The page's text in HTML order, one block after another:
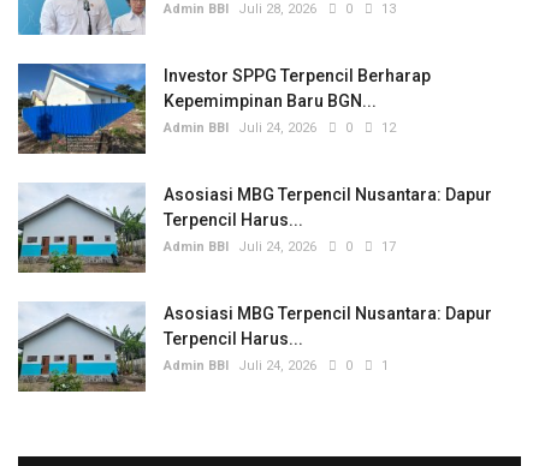
Admin BBI Juli 28, 2026 0 13
Investor SPPG Terpencil Berharap
Kepemimpinan Baru BGN...
Admin BBI Juli 24, 2026 0 12
Asosiasi MBG Terpencil Nusantara: Dapur
Terpencil Harus...
Admin BBI Juli 24, 2026 0 17
Asosiasi MBG Terpencil Nusantara: Dapur
Terpencil Harus...
Admin BBI Juli 24, 2026 0 1